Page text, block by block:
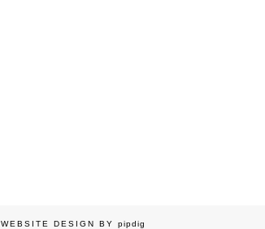
WEBSITE DESIGN BY pipdig